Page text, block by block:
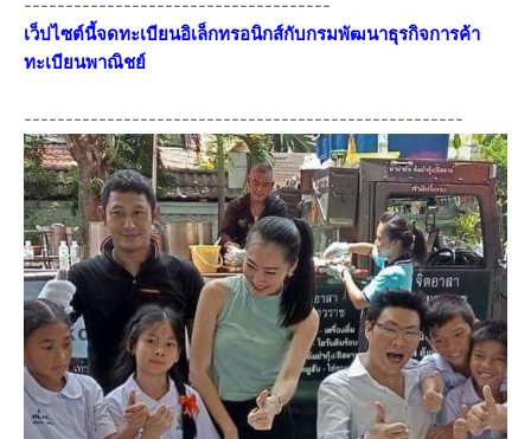
-------------------------------------
เว็ปไซต์นี้จดทะเบียนอิเล็กทรอนิกส์กับกรมพัฒนาธุรกิจการค้า
ทะเบียนพาณิชย์
-----------------------------------------------------